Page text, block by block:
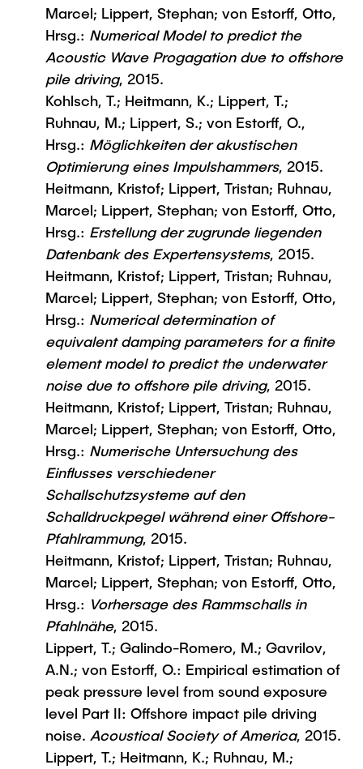
Marcel; Lippert, Stephan; von Estorff, Otto,
Hrsg.: Numerical Model to predict the
Acoustic Wave Progagation due to offshore
pile driving, 2015.
Kohlsch, T.; Heitmann, K.; Lippert, T.;
Ruhnau, M.; Lippert, S.; von Estorff, O.,
Hrsg.: Möglichkeiten der akustischen
Optimierung eines Impulshammers, 2015.
Heitmann, Kristof; Lippert, Tristan; Ruhnau,
Marcel; Lippert, Stephan; von Estorff, Otto,
Hrsg.: Erstellung der zugrunde liegenden
Datenbank des Expertensystems, 2015.
Heitmann, Kristof; Lippert, Tristan; Ruhnau,
Marcel; Lippert, Stephan; von Estorff, Otto,
Hrsg.: Numerical determination of
equivalent damping parameters for a finite
element model to predict the underwater
noise due to offshore pile driving, 2015.
Heitmann, Kristof; Lippert, Tristan; Ruhnau,
Marcel; Lippert, Stephan; von Estorff, Otto,
Hrsg.: Numerische Untersuchung des
Einflusses verschiedener
Schallschutzsysteme auf den
Schalldruckpegel während einer Offshore-
Pfahlrammung, 2015.
Heitmann, Kristof; Lippert, Tristan; Ruhnau,
Marcel; Lippert, Stephan; von Estorff, Otto,
Hrsg.: Vorhersage des Rammschalls in
Pfahlnähe, 2015.
Lippert, T.; Galindo-Romero, M.; Gavrilov,
A.N.; von Estorff, O.: Empirical estimation of
peak pressure level from sound exposure
level Part II: Offshore impact pile driving
noise. Acoustical Society of America, 2015.
Lippert, T.; Heitmann, K.; Ruhnau, M.;